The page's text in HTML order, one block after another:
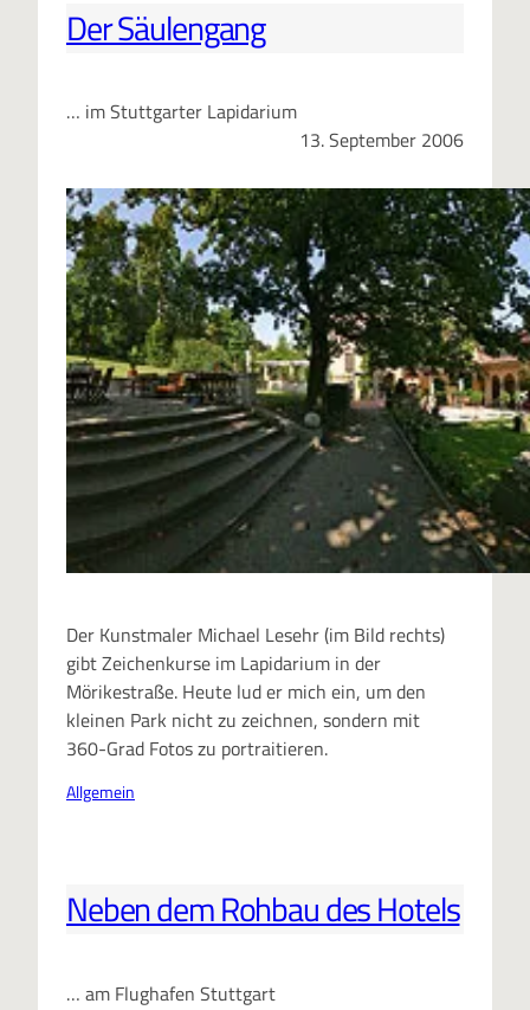
Der Säulengang
… im Stuttgarter Lapidarium
13. September 2006
Der Kunstmaler Michael Lesehr (im Bild rechts)
gibt Zeichenkurse im Lapidarium in der
Mörikestraße. Heute lud er mich ein, um den
kleinen Park nicht zu zeichnen, sondern mit
360-Grad Fotos zu portraitieren.
Allgemein
Neben dem Rohbau des Hotels
… am Flughafen Stuttgart